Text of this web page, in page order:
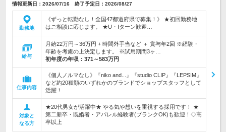
情報更新日：2026/07/16 終了予定日：2026/08/27
勤務地
《ずっと転勤なし！全国47都道府県で募集！》 ★初回勤務地
はご相談に応じます。 ★U・Iターン歓迎…
給与
月給22万円～36万円 + 時間外手当など ＋ 賞与年2回 ※経験・
年齢を考慮の上決定します。 ※試用期間3ヶ…
初年度の年収： 371～583万円
仕事内容
《個人ノルマなし》『niko and...』『studio CLIP』『LEPSIM』
など約20種類のいずれかのブランドでショップスタッフとして
活躍！
対象と
なる方
★20代男女が活躍中★ やる気や想いを重視する採用です！ ★
第二新卒・既婚者・アパレル経験者(ブランクOK)も歓迎！◇高
卒以上